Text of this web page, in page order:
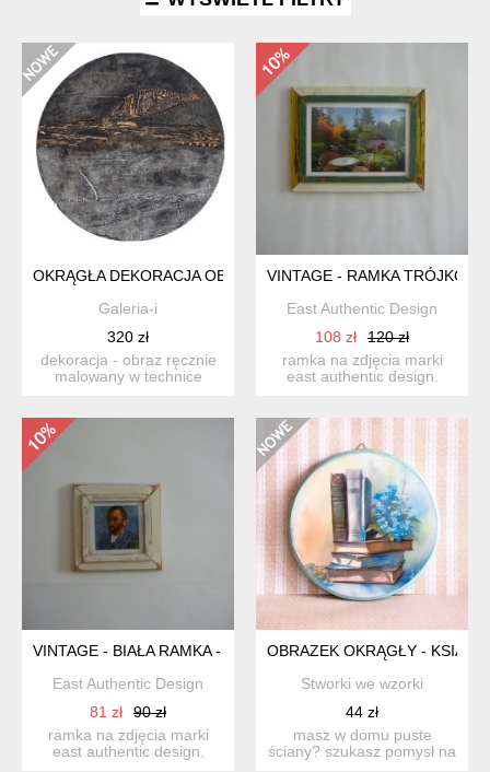
OKRĄGŁA DEKORACJA OBRAZ ABSTRAKCYJNY RĘCZNIE
Galeria-i
320 zł
dekoracja - obraz ręcznie
malowany w technice
VINTAGE - RAMKA
East Authentic Design
108 zł
120 zł
ramka na zdjęcia marki
east authentic design.
VINTAGE - BIAŁA RAMKA - STARE DREWNO
East Authentic Design
81 zł
90 zł
ramka na zdjęcia marki
east authentic design.
OBRAZEK OKRĄGŁY -
Stworki we wzorki
44 zł
masz w domu puste
ściany? szukasz pomysł na